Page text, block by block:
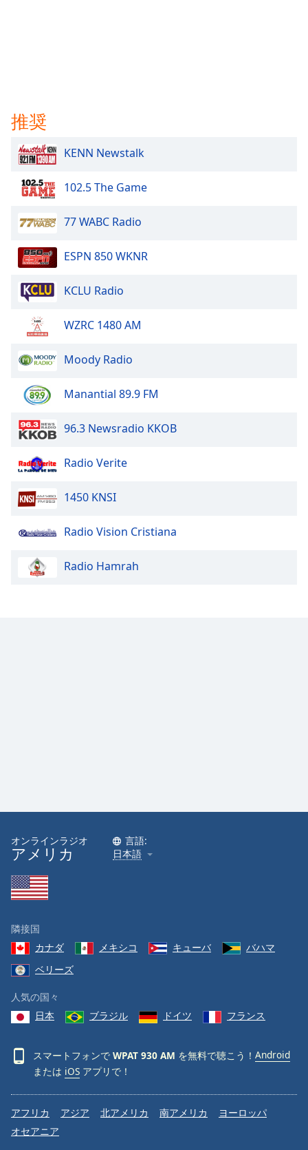
推奨
KENN Newstalk
102.5 The Game
77 WABC Radio
ESPN 850 WKNR
KCLU Radio
WZRC 1480 AM
Moody Radio
Manantial 89.9 FM
96.3 Newsradio KKOB
Radio Verite
1450 KNSI
Radio Vision Cristiana
Radio Hamrah
オンラインラジオ
アメリカ
言語:
日本語
隣接国
カナダ
メキシコ キューバ
バハマ
ベリーズ
人気の国々
日本
ブラジル ドイツ フランス
スマートフォンで WPAT 930 AM を無料で聴こう！ Android
または iOS アプリで！
アフリカ アジア 北アメリカ 南アメリカ
ヨーロッパ
オセアニア